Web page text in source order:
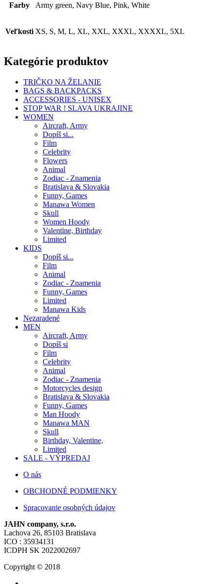
Farby Army green, Navy Blue, Pink, White
Veľkosti XS, S, M, L, XL, XXL, XXXL, XXXXL, 5XL
Kategórie produktov
TRIČKO NA ŽELANIE
BAGS & BACKPACKS
ACCESSORIES - UNISEX
STOP WAR ! SLAVA UKRAJINE
WOMEN
Aircraft, Army
Dopíš si...
Film
Celebrity
Flowers
Animal
Zodiac - Znamenia
Bratislava & Slovakia
Funny, Games
Manawa Women
Skull
Women Hoody
Valentine, Birthday
Limited
KIDS
Dopíš si...
Film
Animal
Zodiac - Znamenia
Funny, Games
Limited
Manawa Kids
Nezaradené
MEN
Aircraft, Army
Dopíš si
Film
Celebrity
Animal
Zodiac - Znamenia
Motorcycles design
Bratislava & Slovakia
Funny, Games
Man Hoody
Manawa MAN
Skull
Birthday, Valentine,
Limited
SALE - VÝPREDAJ
O nás
OBCHODNÉ PODMIENKY
Spracovanie osobných údajov
JAHN company, s.r.o.
Lachova 26, 85103 Bratislava
ICO : 35934131
ICDPH SK 2022002697
Copyright © 2018